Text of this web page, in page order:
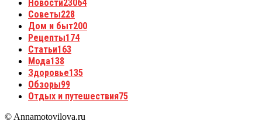
Новости23064
Советы228
Дом и быт200
Рецепты174
Статьи163
Мода138
Здоровье135
Обзоры99
Отдых и путешествия75
© Annamotovilova.ru